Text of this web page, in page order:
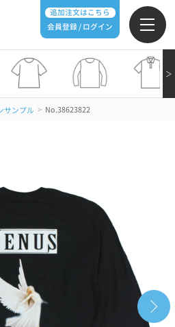
追加注文はこちら
会員登録 / ログイン
＞
サンプル > No.38623822